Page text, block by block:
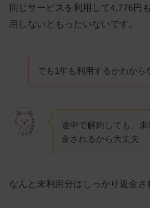
同じサービスを利用して4,776円
用しないともったいないです。
でも1年も利用するかわから
途中で解約しても、未
金されるから大丈夫
なんと未利用分はしっかり返金さ